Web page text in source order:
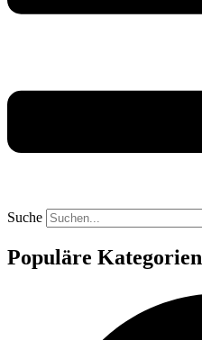
Suche
Populäre Kategorien